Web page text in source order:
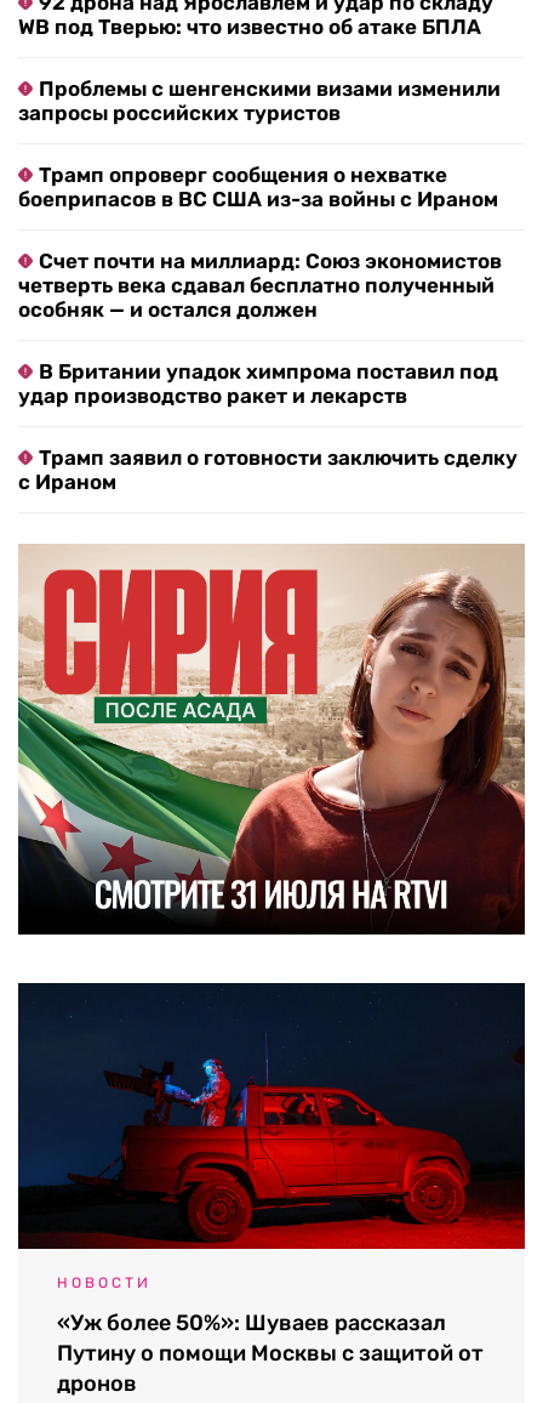
WB под Тверью: что известно об атаке БПЛА
Проблемы с шенгенскими визами изменили
запросы российских туристов
Трамп опроверг сообщения о нехватке
боеприпасов в ВС США из-за войны с Ираном
Счет почти на миллиард: Союз экономистов
четверть века сдавал бесплатно полученный
особняк — и остался должен
В Британии упадок химпрома поставил под
удар производство ракет и лекарств
Трамп заявил о готовности заключить сделку
с Ираном
НОВОСТИ
«Уж более 50%»: Шуваев рассказал
Путину о помощи Москвы с защитой от
дронов